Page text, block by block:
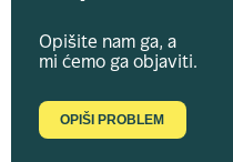
Opišite nam ga, a
mi ćemo ga objaviti.
OPIŠI PROBLEM